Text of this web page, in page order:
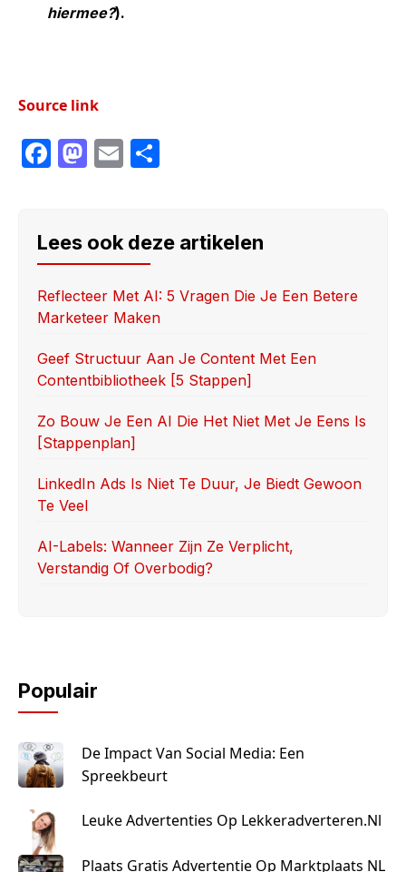
hiermee?).
Source link
F
e
b
o
o
k
M
o
d
o
n
E
l
e
Lees ook deze artikelen
Reflecteer Met AI: 5 Vragen Die Je Een Betere
Marketeer Maken
Geef Structuur Aan Je Content Met Een
Contentbibliotheek [5 Stappen]
Zo Bouw Je Een AI Die Het Niet Met Je Eens Is
[stappenplan]
LinkedIn Ads Is Niet Te Duur, Je Biedt Gewoon
Te Veel
AI-Labels: Wanneer Zijn Ze Verplicht,
Verstandig Of Overbodig?
Populair
De Impact Van Social Media: Een
Spreekbeurt
Leuke Advertenties Op Lekkeradverteren.nl
Plaats Gratis Advertentie Op Marktplaats NL